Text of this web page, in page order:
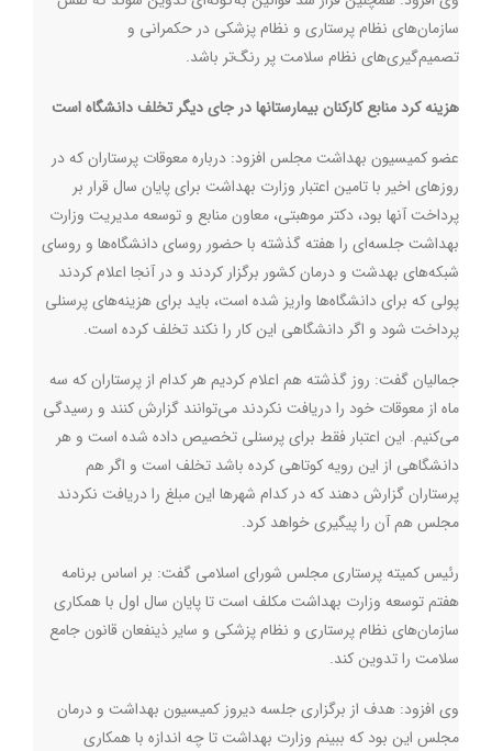
سازمان‌های نظام پرستاری و نظام پزشکی در حکمرانی و
تصمیم‌گیری‌های نظام سلامت پر رنگ‌تر باشد.
هزینه کرد منابع کارکنان بیمارستانها در جای دیگر تخلف دانشگاه است
عضو کمیسیون بهداشت مجلس افزود: درباره معوقات پرستاران که در
روزهای اخیر با تامین اعتبار وزارت بهداشت برای پایان سال قرار بر
پرداخت آنها بود، دکتر موهبتی، معاون منابع و توسعه مدیریت وزارت
بهداشت جلسه‌ای را هفته گذشته با حضور روسای دانشگاه‌ها و روسای
شبکه‌های بهدشت و درمان کشور برگزار کردند و در آنجا اعلام کردند
پولی که برای دانشگاه‌ها واریز شده است، باید برای هزینه‌های پرسنلی
پرداخت شود و اگر دانشگاهی این کار را نکند تخلف کرده است.
جمالیان گفت: روز گذشته هم اعلام کردیم هر کدام از پرستاران که سه
ماه از معوقات خود را دریافت نکردند می‌توانند گزارش کنند و رسیدگی
می‌کنیم. این اعتبار فقط برای پرسنلی تخصیص داده شده است و هر
دانشگاهی از این رویه کوتاهی کرده باشد تخلف است و اگر هم
پرستاران گزارش دهند که در کدام شهرها این مبلغ را دریافت نکردند
مجلس هم آن را پیگیری خواهد کرد.
رئیس کمیته پرستاری مجلس شورای اسلامی گفت: بر اساس برنامه
هفتم توسعه وزارت بهداشت مکلف است تا پایان سال اول با همکاری
سازمان‌های نظام پرستاری و نظام پزشکی و سایر ذینفعان قانون جامع
سلامت را تدوین کند.
وی افزود: هدف از برگزاری جلسه دیروز کمیسیون بهداشت و درمان
مجلس این بود که ببینم وزارت بهداشت تا چه اندازه با همکاری